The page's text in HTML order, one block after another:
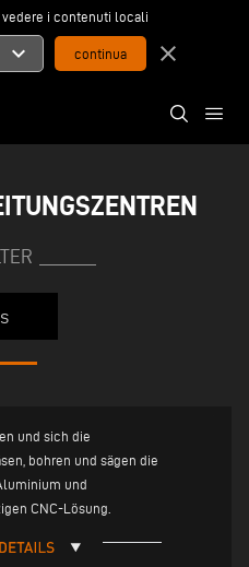
i contenuti locali
expand_more close
und sich die
bohren und sägen die
und
CNC-Lösung.